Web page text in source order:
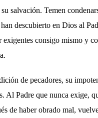
salvación. Temen
descubierto en Dios al
consigo mismo y
de pecadores, su
Al Padre que nunca exige,
de haber obrado mal,